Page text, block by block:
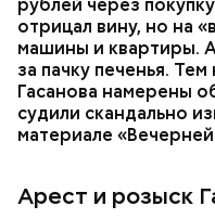
рублей через
отрицал вину, но на
машины и квартиры.
за пачку печенья.
Гасанова намерены
судили скандально
материале
Арест и розыск
спустя несколько
уже травил других